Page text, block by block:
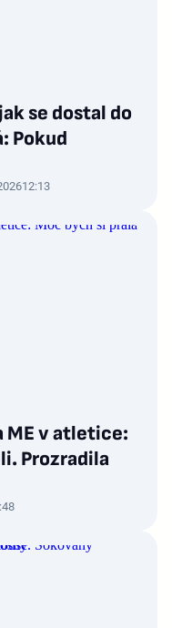
se dostal do
Pokud
12:13
ME v atletice:
Prozradila